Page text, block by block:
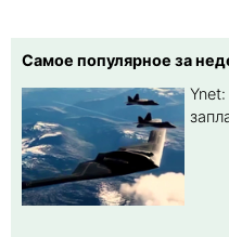
Самое популярное за